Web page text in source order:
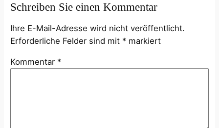
Schreiben Sie einen Kommentar
Ihre E-Mail-Adresse wird nicht veröffentlicht.
Erforderliche Felder sind mit * markiert
Kommentar *